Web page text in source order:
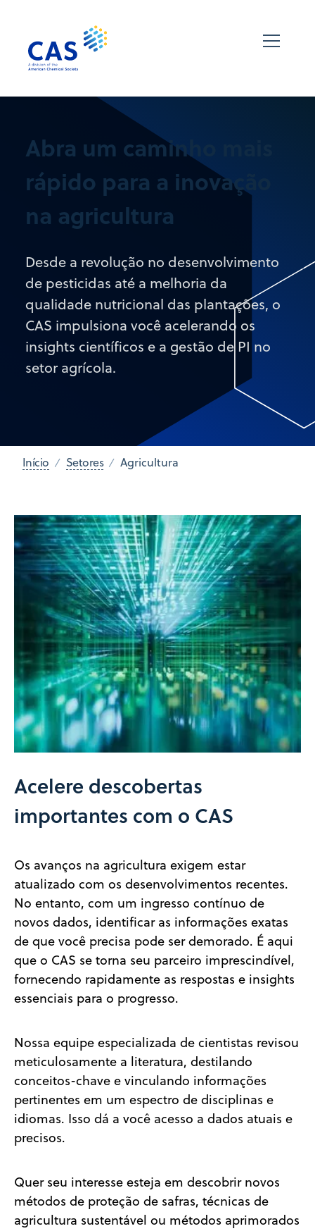
Abra um caminho mais
rápido para a inovação
na agricultura
Desde a revolução no desenvolvimento
de pesticidas até a melhoria da
qualidade nutricional das plantações, o
CAS impulsiona você acelerando os
insights científicos e a gestão de PI no
setor agrícola.
Início Setores Agricultura
Acelere descobertas
importantes com o CAS
Os avanços na agricultura exigem estar
atualizado com os desenvolvimentos recentes.
No entanto, com um ingresso contínuo de
novos dados, identificar as informações exatas
de que você precisa pode ser demorado. É aqui
que o CAS se torna seu parceiro imprescindível,
fornecendo rapidamente as respostas e insights
essenciais para o progresso.
Nossa equipe especializada de cientistas revisou
meticulosamente a literatura, destilando
conceitos-chave e vinculando informações
pertinentes em um espectro de disciplinas e
idiomas. Isso dá a você acesso a dados atuais e
precisos.
Quer seu interesse esteja em descobrir novos
métodos de proteção de safras, técnicas de
agricultura sustentável ou métodos aprimorados